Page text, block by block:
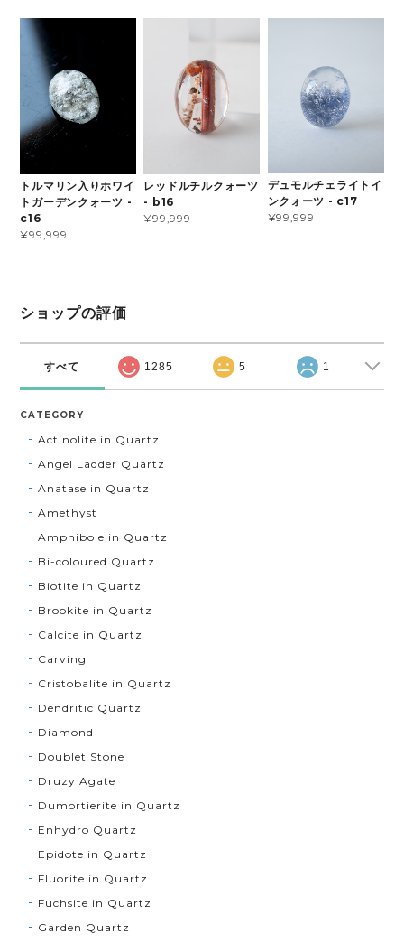
トルマリン入りホワイ
トガーデンクォーツ -
c16
¥99,999
レッドルチルクォーツ
- b16
¥99,999
デュモルチェライトイ
ンクォーツ - c17
¥99,999
ショップの評価
すべて 1285 5 1
CATEGORY
Actinolite in Quartz
Angel Ladder Quartz
Anatase in Quartz
Amethyst
Amphibole in Quartz
Bi-coloured Quartz
Biotite in Quartz
Brookite in Quartz
Calcite in Quartz
Carving
Cristobalite in Quartz
Dendritic Quartz
Diamond
Doublet Stone
Druzy Agate
Dumortierite in Quartz
Enhydro Quartz
Epidote in Quartz
Fluorite in Quartz
Fuchsite in Quartz
Garden Quartz